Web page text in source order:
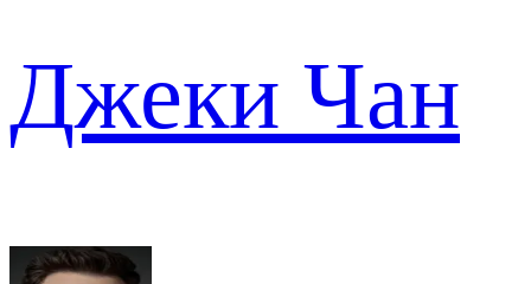
Джеки Чан